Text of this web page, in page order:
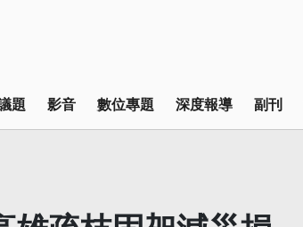
題 影音 數位專題 深度報導 副刊